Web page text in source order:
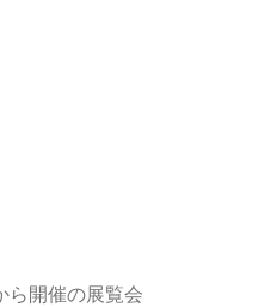
ら開催の展覧会